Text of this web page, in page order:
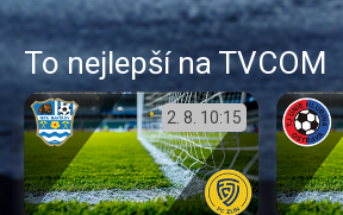
To nejlepší na TVCOM
2. 8. 10:15